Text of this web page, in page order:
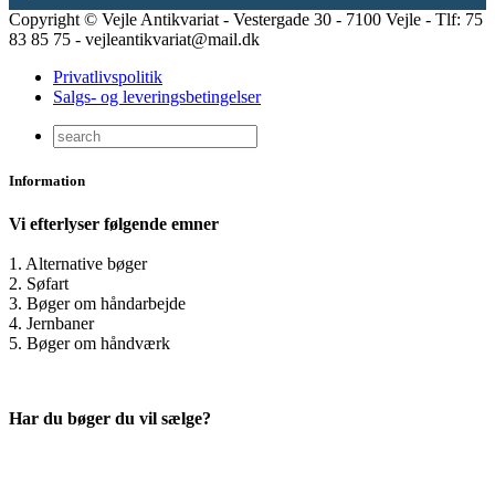
Copyright © Vejle Antikvariat - Vestergade 30 - 7100 Vejle - Tlf: 75
83 85 75 - vejleantikvariat@mail.dk
Privatlivspolitik
Salgs- og leveringsbetingelser
Information
Vi efterlyser følgende emner
1. Alternative bøger
2. Søfart
3. Bøger om håndarbejde
4. Jernbaner
5. Bøger om håndværk
Har du bøger du vil sælge?